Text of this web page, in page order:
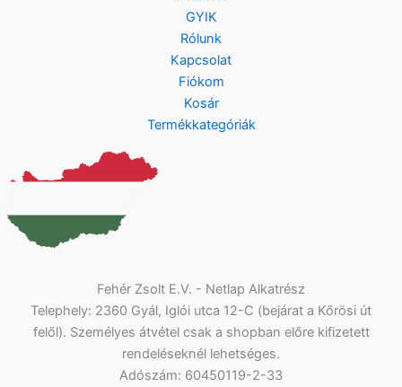
GYIK
Rólunk
Kapcsolat
Fiókom
Kosár
Termékkategóriák
Fehér Zsolt E.V. - Netlap Alkatrész
Telephely: 2360 Gyál, Iglói utca 12-C (bejárat a Kőrösi út
felől). Személyes átvétel csak a shopban előre kifizetett
rendeléseknél lehetséges.
Adószám: 60450119-2-33